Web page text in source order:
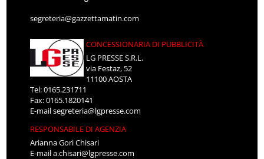
segreteria@gazzettamatin.com
CONCESSIONARIA DI PUBBLICITÀ
LG PRESSE S.R.L.
via Festaz, 52
11100 AOSTA
Tel: 0165.231711
Fax: 0165.1820141
E-mailsegreteria@lgpresse.com
RESPONSABILE DI AGENZIA
Arianna Gori Chisari
E-maila.chisari@lgpresse.com